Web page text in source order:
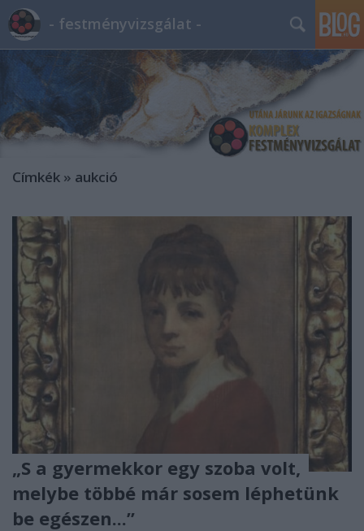
- festményvizsgálat -
Címkék » aukció
„S a gyermekkor egy szoba volt,
melybe többé már sosem léphetünk
be egészen...”